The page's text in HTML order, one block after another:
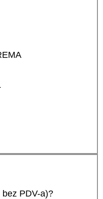
PDV-a)?